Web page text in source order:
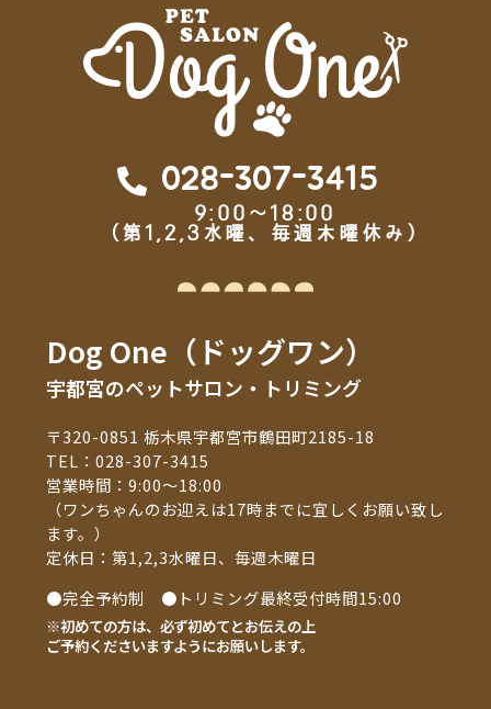
028-307-3415
9:00～18:00
（第1,2,3水曜、毎週木曜休み）
Dog One（ドッグワン）
宇都宮のペットサロン・トリミング
〒320-0851 栃木県宇都宮市鶴田町2185-18
TEL：028-307-3415
営業時間：9:00～18:00
（ワンちゃんのお迎えは17時までに宜しくお願い致し
ます。）
定休日：第1,2,3水曜日、毎週木曜日
●完全予約制 ●トリミング最終受付時間15:00
※初めての方は、必ず初めてとお伝えの上
ご予約くださいますようにお願いします。